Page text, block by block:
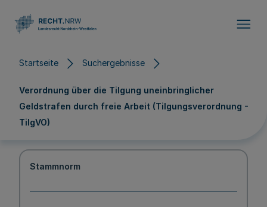
Startseite Suchergebnisse
Verordnung über die Tilgung uneinbringlicher
Geldstrafen durch freie Arbeit (Tilgungsverordnung -
TilgVO)
Stammnorm